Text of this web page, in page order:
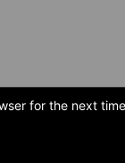
for the next